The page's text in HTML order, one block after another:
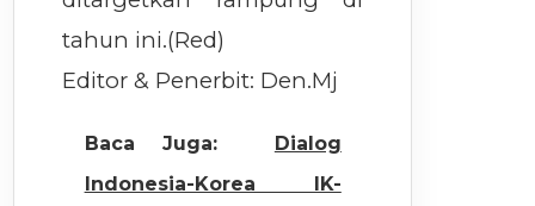
tahun ini.(Red)
Editor & Penerbit: Den.Mj
Baca Juga:
Dialog
Indonesia-Korea IK-